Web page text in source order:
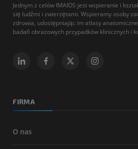
Jednym z celów IMAIOS jest wspieranie i
się ludźmi i zwierzętami. Wspieramy osoby
zdrowia, udostępniając im atlasy
badań obrazowych przypadków klinicznych i
FIRMA
O nas